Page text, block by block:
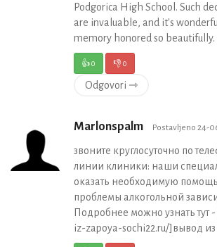
Podgorica High School. Such
are invaluable, and it's
memory honored so beautifully.
👍0 👎0
Odgovori ⇾
Marlonspalm Postavljeno 24-
звоните круглосуточно по
линии клиники: наши
оказать необходимую
проблемы алкогольной
Подробнее можно узнать тут
iz-zapoya-sochi22.ru/]вывод из